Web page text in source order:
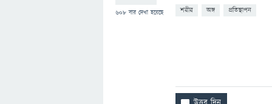
608 বার দেখা হয়েছে শরীর অঙ্গ প্রতিস্থাপন